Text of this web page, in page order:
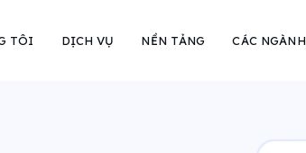
TÔI DỊCH VỤ NỀN TẢNG CÁC NGÀNH